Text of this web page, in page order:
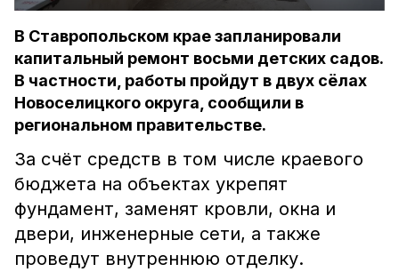
В Ставропольском крае запланировали
капитальный ремонт восьми детских садов.
В частности, работы пройдут в двух сёлах
Новоселицкого округа, сообщили в
региональном правительстве.
За счёт средств в том числе краевого
бюджета на объектах укрепят
фундамент, заменят кровли, окна и
двери, инженерные сети, а также
проведут внутреннюю отделку.